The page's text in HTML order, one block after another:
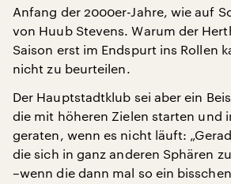
Anfang der 2000er-Jahre, wie auf
von Huub Stevens. Warum der
Saison erst im Endspurt ins Rollen
nicht zu beurteilen.
Der Hauptstadtklub sei aber ein
die mit höheren Zielen starten und
geraten, wenn es nicht läuft:
die sich in ganz anderen Sphären
–wenn die dann mal so ein